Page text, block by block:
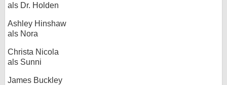
als Dr. Holden
Ashley Hinshaw
als Nora
Christa Nicola
als Sunni
James Buckley